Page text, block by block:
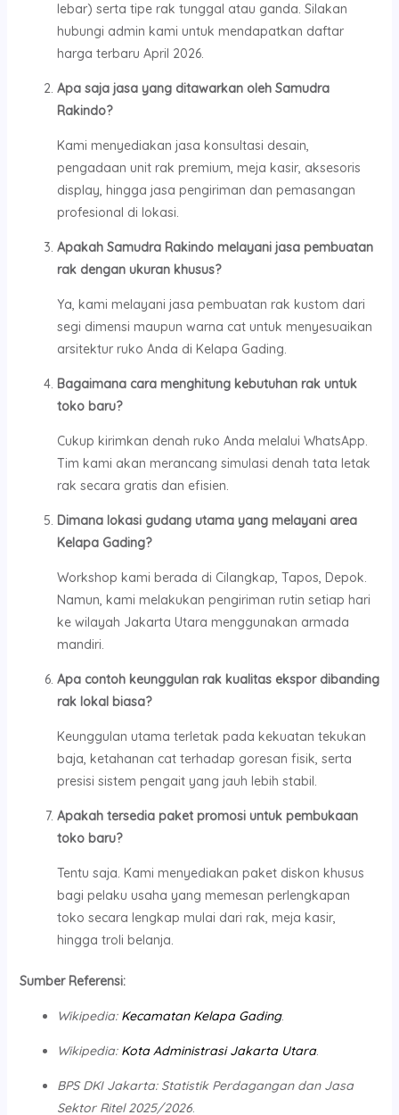
lebar) serta tipe rak tunggal atau ganda. Silakan
hubungi admin kami untuk mendapatkan daftar
harga terbaru April 2026.
Apa saja jasa yang ditawarkan oleh Samudra
Rakindo?
Kami menyediakan jasa konsultasi desain,
pengadaan unit rak premium, meja kasir, aksesoris
display, hingga jasa pengiriman dan pemasangan
profesional di lokasi.
Apakah Samudra Rakindo melayani jasa pembuatan
rak dengan ukuran khusus?
Ya, kami melayani jasa pembuatan rak kustom dari
segi dimensi maupun warna cat untuk menyesuaikan
arsitektur ruko Anda di Kelapa Gading.
Bagaimana cara menghitung kebutuhan rak untuk
toko baru?
Cukup kirimkan denah ruko Anda melalui WhatsApp.
Tim kami akan merancang simulasi denah tata letak
rak secara gratis dan efisien.
Dimana lokasi gudang utama yang melayani area
Kelapa Gading?
Workshop kami berada di Cilangkap, Tapos, Depok.
Namun, kami melakukan pengiriman rutin setiap hari
ke wilayah Jakarta Utara menggunakan armada
mandiri.
Apa contoh keunggulan rak kualitas ekspor dibanding
rak lokal biasa?
Keunggulan utama terletak pada kekuatan tekukan
baja, ketahanan cat terhadap goresan fisik, serta
presisi sistem pengait yang jauh lebih stabil.
Apakah tersedia paket promosi untuk pembukaan
toko baru?
Tentu saja. Kami menyediakan paket diskon khusus
bagi pelaku usaha yang memesan perlengkapan
toko secara lengkap mulai dari rak, meja kasir,
hingga troli belanja.
Sumber Referensi:
Wikipedia: Kecamatan Kelapa Gading.
Wikipedia: Kota Administrasi Jakarta Utara.
BPS DKI Jakarta: Statistik Perdagangan dan Jasa
Sektor Ritel 2025/2026.